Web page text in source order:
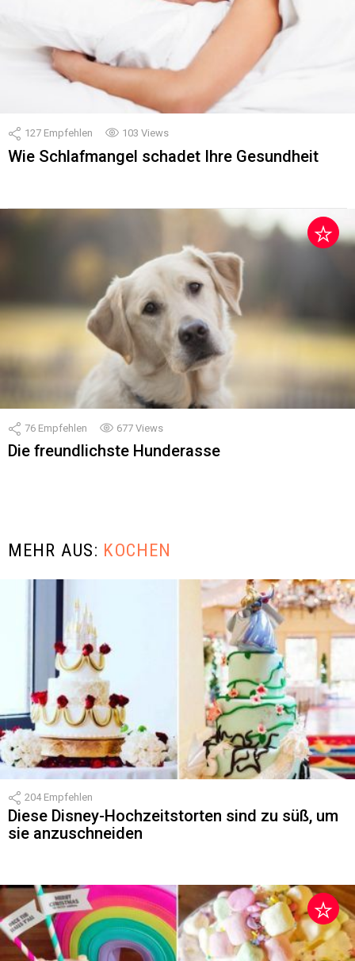
127 Empfehlen 103 Views
Wie Schlafmangel schadet Ihre Gesundheit
76 Empfehlen 677 Views
Die freundlichste Hunderasse
MEHR AUS: KOCHEN
204Empfehlen
Diese Disney-Hochzeitstorten sind zu süß, um
sie anzuschneiden